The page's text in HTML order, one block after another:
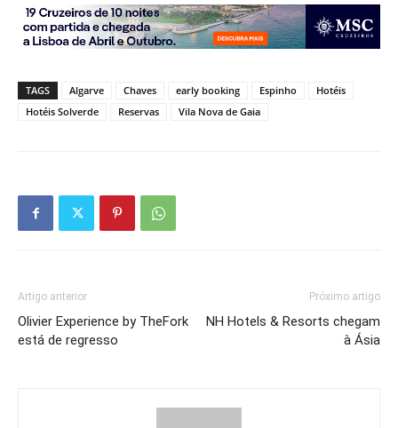
TAGS Algarve Chaves early booking Espinho
Hotéis
Hotéis Solverde
Reservas Vila Nova de Gaia
Artigo anterior
Olivier Experience by TheFork
está de regresso
Próximo artigo
NH Hotels & Resorts chegam
à Ásia